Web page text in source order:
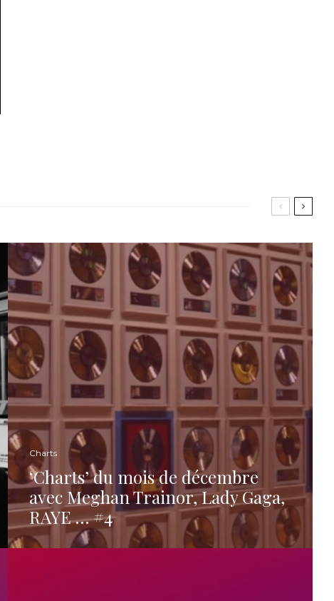
Charts
‘Charts’ du mois de décembre
avec Meghan Trainor, Lady Gaga,
RAYE … #4